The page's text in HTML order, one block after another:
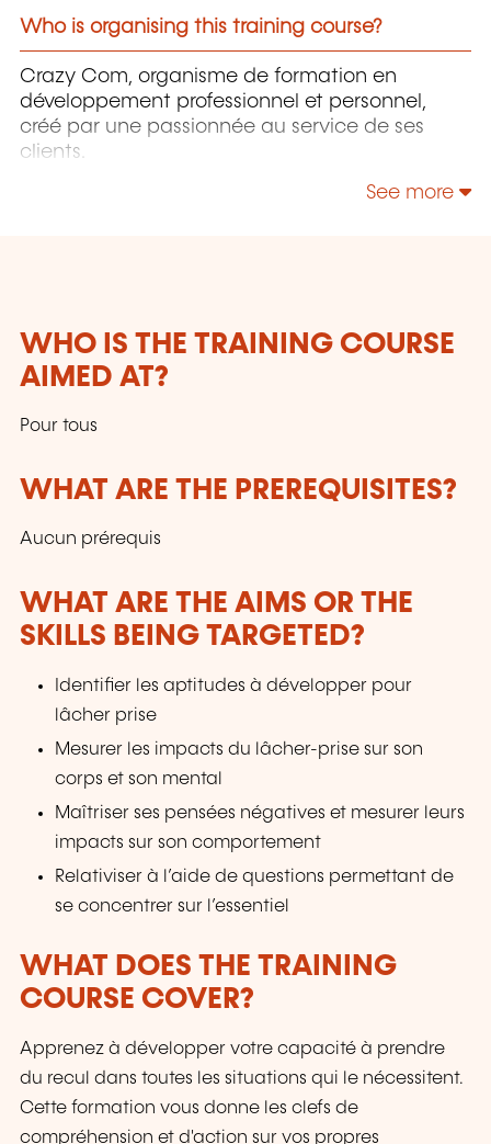
Who is organising this training course?
Crazy Com, organisme de formation en
développement professionnel et personnel,
créé par une passionnée au service de ses
clients.
See more
WHO IS THE TRAINING COURSE
AIMED AT?
Pour tous
WHAT ARE THE PREREQUISITES?
Aucun prérequis
WHAT ARE THE AIMS OR THE
SKILLS BEING TARGETED?
Identifier les aptitudes à développer pour
lâcher prise
Mesurer les impacts du lâcher-prise sur son
corps et son mental
Maîtriser ses pensées négatives et mesurer leurs
impacts sur son comportement
Relativiser à l’aide de questions permettant de
se concentrer sur l’essentiel
WHAT DOES THE TRAINING
COURSE COVER?
Apprenez à développer votre capacité à prendre
du recul dans toutes les situations qui le nécessitent.
Cette formation vous donne les clefs de
compréhension et d'action sur vos propres